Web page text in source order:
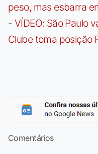
peso, mas esbarra
- VÍDEO: São Paulo
Clube toma posição
Comentários